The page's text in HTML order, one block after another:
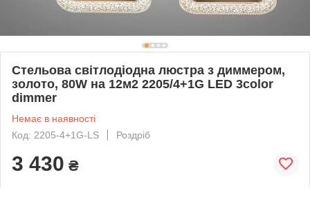
Стельова світлодіодна люстра з диммером,
золото, 80W на 12м2 2205/4+1G LED 3color
dimmer
Немає в наявності
Код: 2205-4+1G-LS
Роздріб
3 430 ₴